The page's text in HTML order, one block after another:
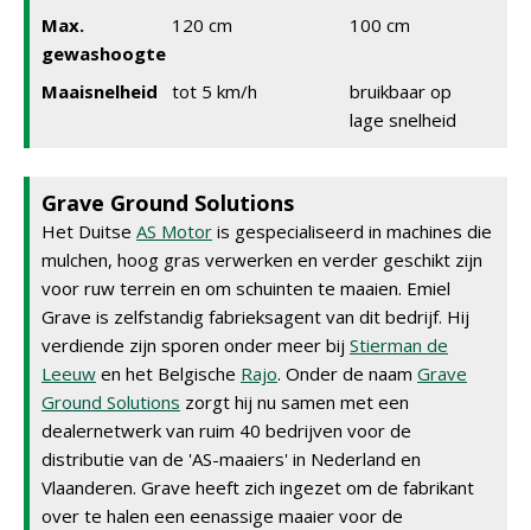
Max.
gewashoogte
120 cm 100 cm
Maaisnelheid tot 5 km/h
bruikbaar op
lage snelheid
Grave Ground Solutions
Het Duitse AS Motor is gespecialiseerd in machines die
mulchen, hoog gras verwerken en verder geschikt zijn
voor ruw terrein en om schuinten te maaien. Emiel
Grave is zelfstandig fabrieksagent van dit bedrijf. Hij
verdiende zijn sporen onder meer bij Stierman de
Leeuw en het Belgische Rajo. Onder de naam Grave
Ground Solutions zorgt hij nu samen met een
dealernetwerk van ruim 40 bedrijven voor de
distributie van de 'AS-maaiers' in Nederland en
Vlaanderen. Grave heeft zich ingezet om de fabrikant
over te halen een eenassige maaier voor de